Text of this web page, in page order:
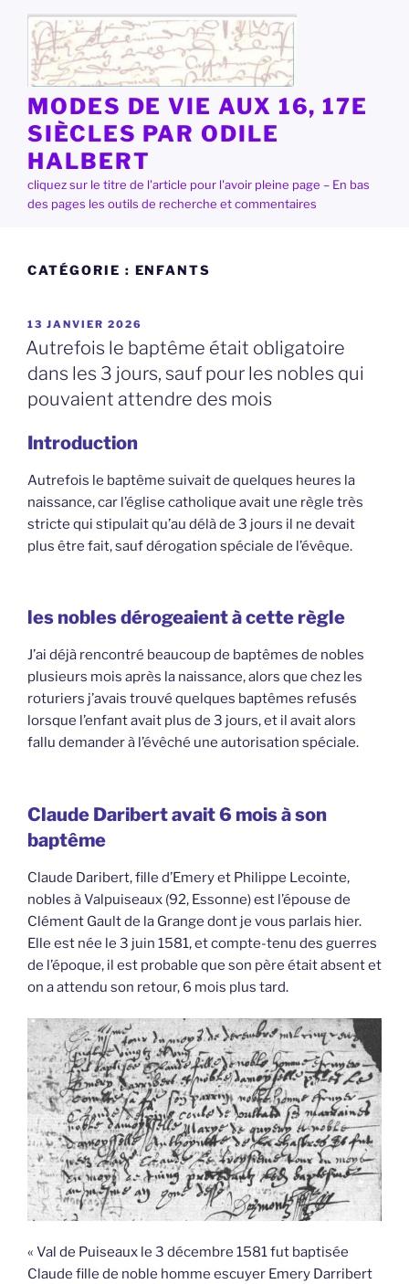
contenu
principal
MODES DE VIE AUX 16, 17E
SIÈCLES PAR ODILE
HALBERT
cliquez sur le titre de l'article pour l'avoir pleine page – En bas
des pages les outils de recherche et commentaires
CATÉGORIE : ENFANTS
PUBLIÉ
LE
13 JANVIER 2026
Autrefois le baptême était obligatoire
dans les 3 jours, sauf pour les nobles qui
pouvaient attendre des mois
Introduction
Autrefois le baptême suivait de quelques heures la
naissance, car l’église catholique avait une règle très
stricte qui stipulait qu’au délà de 3 jours il ne devait
plus être fait, sauf dérogation spéciale de l’évêque.
les nobles dérogeaient à cette règle
J’ai déjà rencontré beaucoup de baptêmes de nobles
plusieurs mois après la naissance, alors que chez les
roturiers j’avais trouvé quelques baptêmes refusés
lorsque l’enfant avait plus de 3 jours, et il avait alors
fallu demander à l’évêché une autorisation spéciale.
Claude Daribert avait 6 mois à son
baptême
Claude Daribert, fille d’Emery et Philippe Lecointe,
nobles à Valpuiseaux (92, Essonne) est l’épouse de
Clément Gault de la Grange dont je vous parlais hier.
Elle est née le 3 juin 1581, et compte-tenu des guerres
de l’époque, il est probable que son père était absent et
on a attendu son retour, 6 mois plus tard.
« Val de Puiseaux le 3 décembre 1581 fut baptisée
Claude fille de noble homme escuyer Emery Darribert